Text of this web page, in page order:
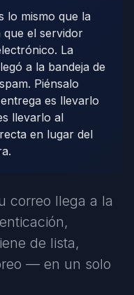
lo mismo que la
que el servidor
La
a la bandeja de
Piénsalo
es llevarlo
llevarlo al
en lugar del
correo llega a la
de lista,
— en un solo